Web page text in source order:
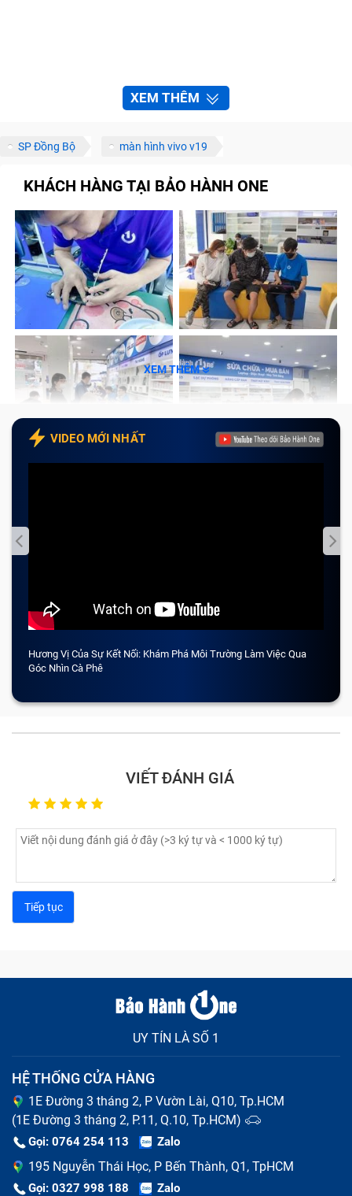
XEM THÊM
SP Đồng Bộ màn hình vivo v19
KHÁCH HÀNG TẠI BẢO HÀNH ONE
XEM THÊM
VIDEO MỚI NHẤT
Hương Vị Của Sự Kết Nối: Khám Phá Môi Trường Làm Việc Qua
Góc Nhìn Cà Phê
VIẾT ĐÁNH GIÁ
UY TÍN LÀ SỐ 1
HỆ THỐNG CỬA HÀNG
1E Đường 3 tháng 2, P Vườn Lài, Q10, Tp.HCM
(1E Đường 3 tháng 2, P.11, Q.10, Tp.HCM)
Gọi: 0764 254 113 Zalo
195 Nguyễn Thái Học, P Bến Thành, Q1, TpHCM
Gọi: 0327 998 188 Zalo